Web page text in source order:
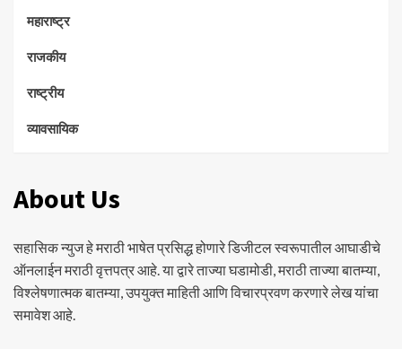
महाराष्ट्र
राजकीय
राष्ट्रीय
व्यावसायिक
About Us
सहासिक न्युज हे मराठी भाषेत प्रसिद्ध होणारे डिजीटल स्वरूपातील आघाडीचे
ऑनलाईन मराठी वृत्तपत्र आहे. या द्वारे ताज्या घडामोडी, मराठी ताज्या बातम्या,
विश्लेषणात्मक बातम्या, उपयुक्त माहिती आणि विचारप्रवण करणारे लेख यांचा
समावेश आहे.